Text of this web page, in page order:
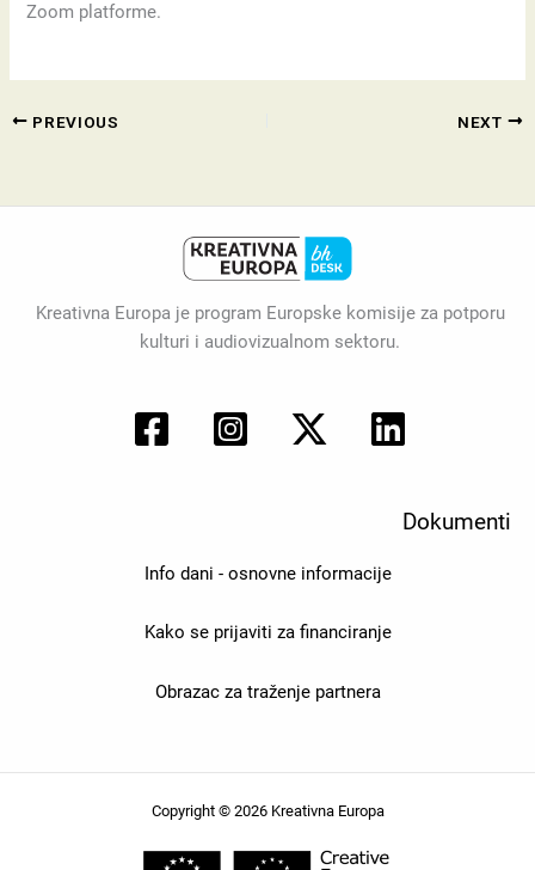
Zoom platforme.
PREVIOUS NEXT
Kreativna Europa je program Europske komisije za potporu
kulturi i audiovizualnom sektoru.
Dokumenti
Info dani - osnovne informacije
Kako se prijaviti za financiranje
Obrazac za traženje partnera
Copyright © 2026 Kreativna Europa